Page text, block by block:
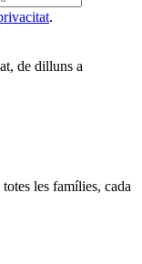
.
de dilluns a
les famílies, cada